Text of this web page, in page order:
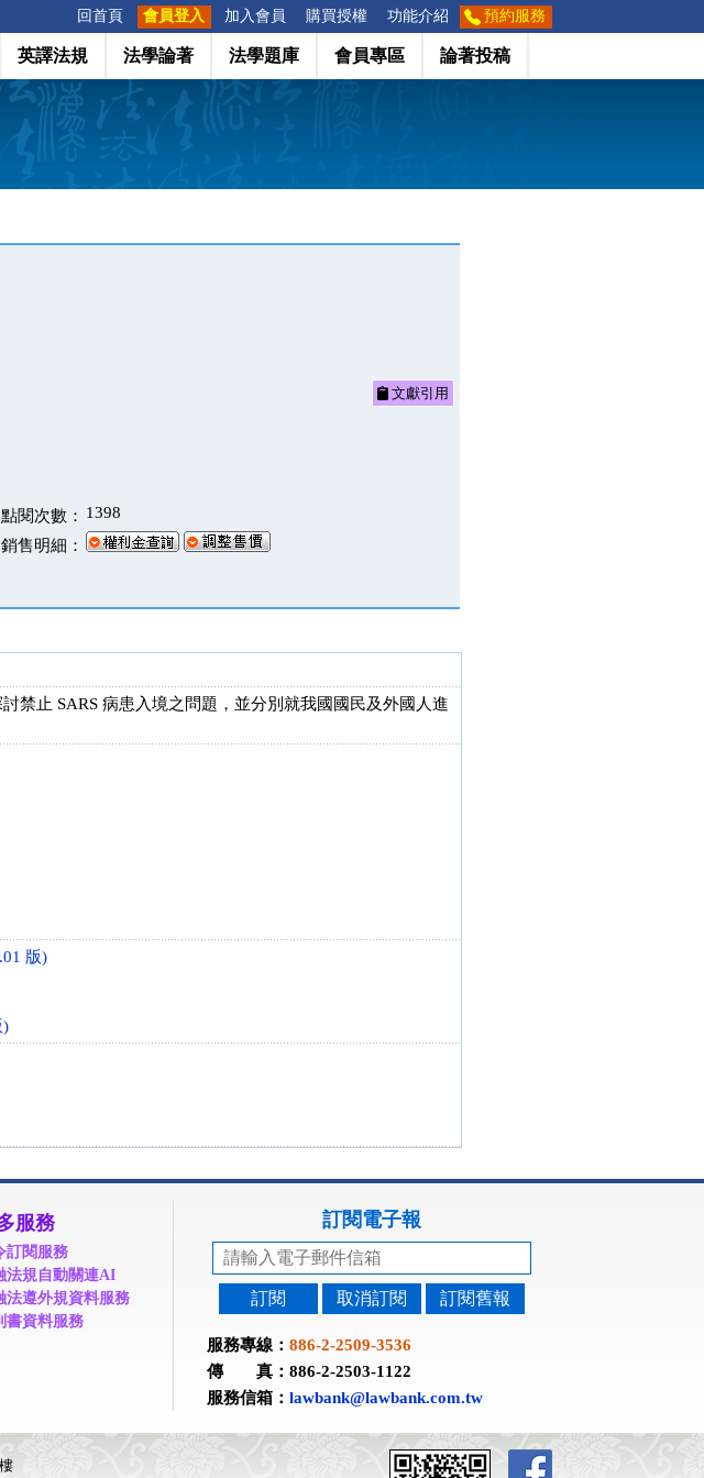
回首頁 會員登入 加入會員 購買授權 功能介紹 預約服務
英譯法規 法學論著 法學題庫 會員專區 論著投稿
文獻引用
點閱次數： 1398
銷售明細：
禁止 SARS 病患入境之問題，並分別就我國國民及外國人進
版)
)
服務
訂閱服務
法規自動關連AI
法遵外規資料服務
書資料服務
訂閱電子報
訂閱 取消訂閱 訂閱舊報
服務專線： 886-2-2509-3536
傳 真：886-2-2503-1122
服務信箱： lawbank@lawbank.com.tw